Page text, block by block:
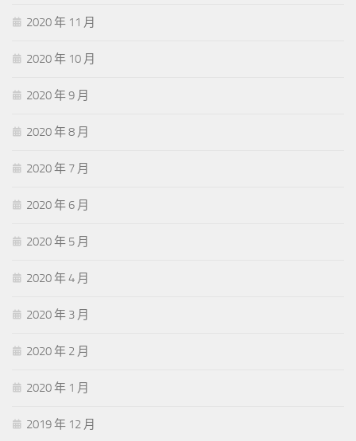
2020 年 11 月
2020 年 10 月
2020 年 9 月
2020 年 8 月
2020 年 7 月
2020 年 6 月
2020 年 5 月
2020 年 4 月
2020 年 3 月
2020 年 2 月
2020 年 1 月
2019 年 12 月